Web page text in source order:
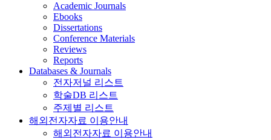
Academic Journals
Ebooks
Dissertations
Conference Materials
Reviews
Reports
Databases & Journals
전자저널 리스트
학술DB 리스트
주제별 리스트
해외전자자료 이용안내
해외전자자료 이용안내